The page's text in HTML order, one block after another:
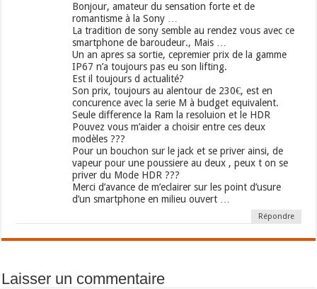
Bonjour, amateur du sensation forte et de
romantisme à la Sony …
La tradition de sony semble au rendez vous avec ce
smartphone de baroudeur., Mais …
Un an apres sa sortie, cepremier prix de la gamme
IP67 n’a toujours pas eu son lifting.
Est il toujours d actualité?
Son prix, toujours au alentour de 230€, est en
concurence avec la serie M à budget equivalent.
Seule difference la Ram la resoluion et le HDR
Pouvez vous m’aider a choisir entre ces deux
modèles ???
Pour un bouchon sur le jack et se priver ainsi, de
vapeur pour une poussiere au deux , peux t on se
priver du Mode HDR ???
Merci d’avance de m’eclairer sur les point d’usure
d’un smartphone en milieu ouvert …
Répondre
Laisser un commentaire